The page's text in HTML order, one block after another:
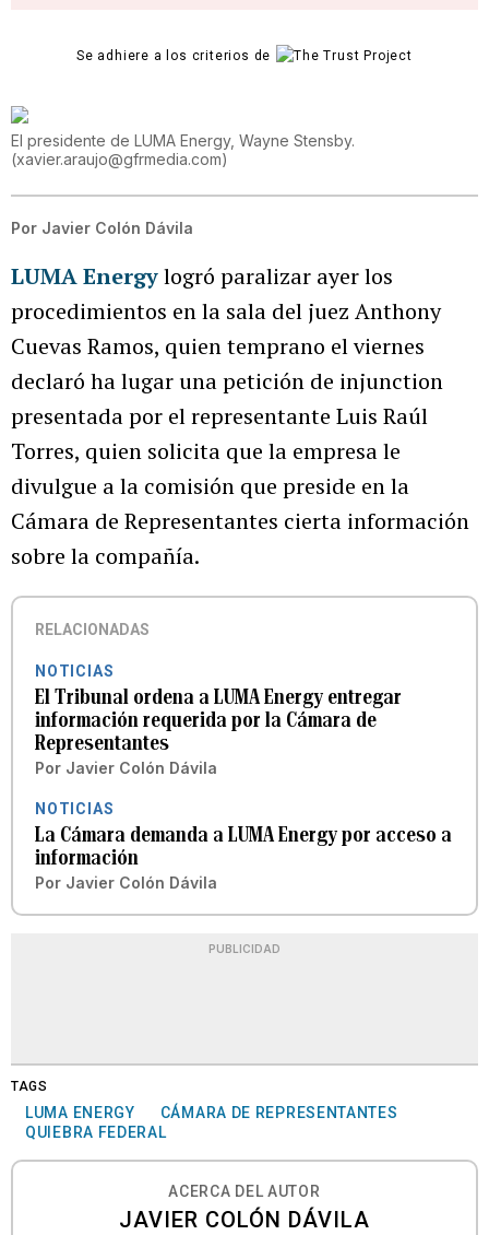
Se adhiere a los criterios de
El presidente de LUMA Energy, Wayne Stensby.
(xavier.araujo@gfrmedia.com)
Por Javier Colón Dávila
LUMA Energylogró paralizar ayer los
procedimientos en la sala del juez Anthony
Cuevas Ramos, quien temprano el viernes
declaró ha lugar una petición de injunction
presentada por el representante Luis Raúl
Torres, quien solicita que la empresa le
divulgue a la comisión que preside en la
Cámara de Representantes cierta información
sobre la compañía.
RELACIONADAS
NOTICIAS
El Tribunal ordena a LUMA Energy entregar
información requerida por la Cámara de
Representantes
Por Javier Colón Dávila
NOTICIAS
La Cámara demanda a LUMA Energy por acceso a
información
Por Javier Colón Dávila
PUBLICIDAD
TAGS
LUMA ENERGY
CÁMARA DE REPRESENTANTES
QUIEBRA FEDERAL
ACERCA DEL AUTOR
JAVIER COLÓN DÁVILA